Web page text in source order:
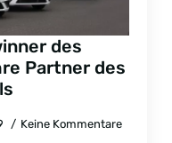
des
Partner des
Keine Kommentare